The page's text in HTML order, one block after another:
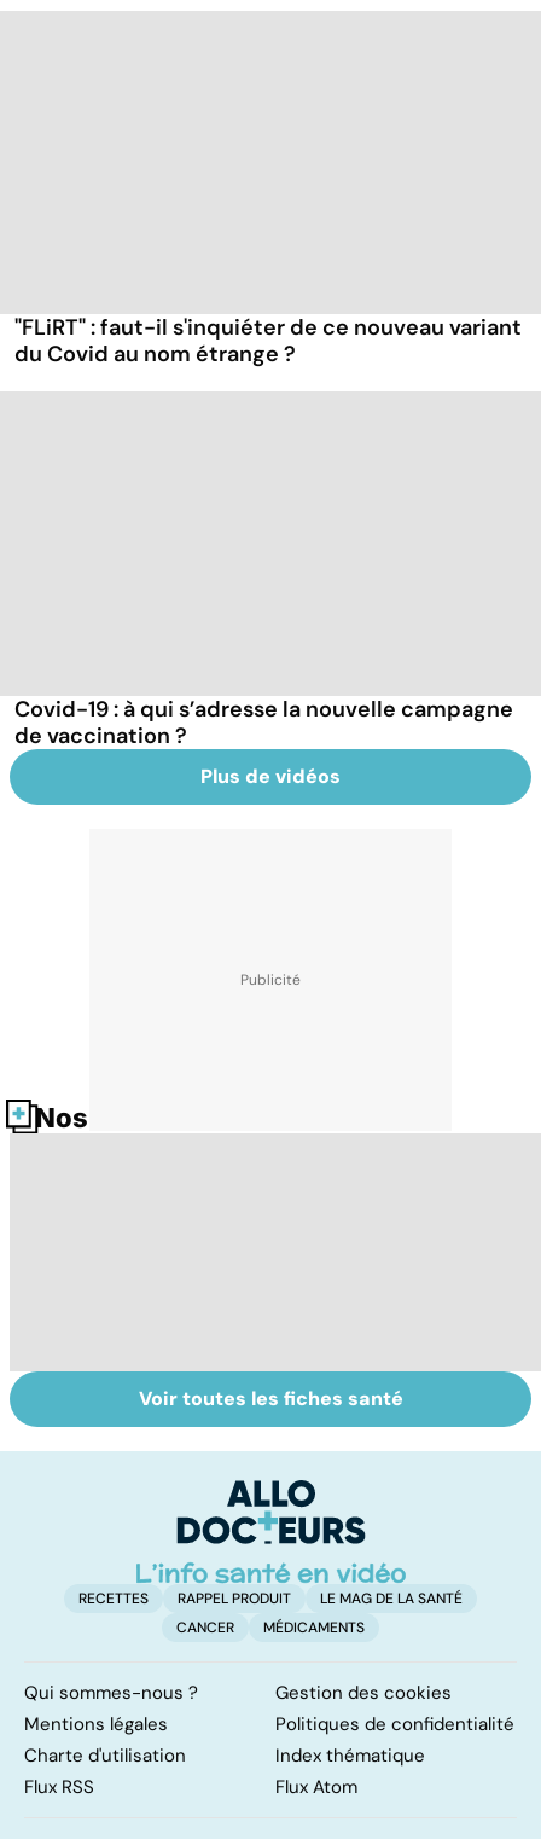
"FLiRT" : faut-il s'inquiéter de ce nouveau variant
du Covid au nom étrange ?
Covid-19 : à qui s’adresse la nouvelle campagne
de vaccination ?
Plus de vidéos
Nos fiches santé
Tout savoir sur
les infections
Inflammation des
amygdales : que
d'angine ?
Voir toutes les fiches santé
RECETTES RAPPEL PRODUIT
LE MAG DE LA SANTÉ
CANCER
MÉDICAMENTS
Qui sommes-nous ?
Gestion des cookies
Mentions légales
Politiques de confidentialité
Charte d'utilisation
Index thématique
Flux RSS
Flux Atom